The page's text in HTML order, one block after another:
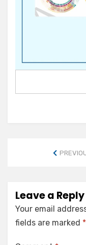
Leave a Reply
Your email
fields are marked *